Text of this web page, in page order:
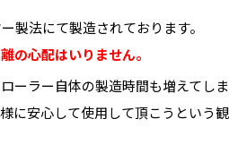
製法にて製造されております。
の心配はいりません。
ーラー自体の製造時間も増えてし
に安心して使用して頂こうという